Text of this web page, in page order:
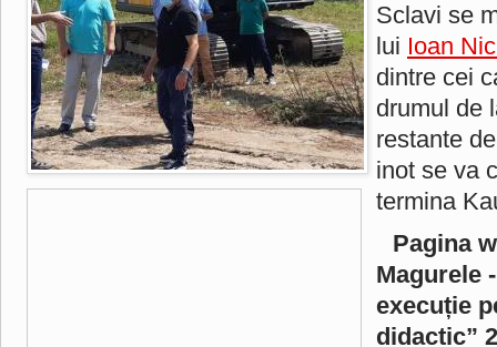
Sclavi se
lui Ioan
dintre cei
drumul de
restante
inot se va
termina
Pagina
Magurele
execuție
didactic”